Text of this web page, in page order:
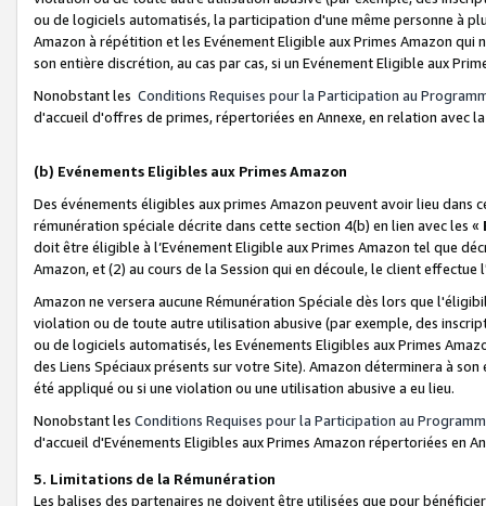
ou de logiciels automatisés, la participation d'une même personne à
Amazon à répétition et les Evénement Eligible aux Primes Amazon qui
son entière discrétion, au cas par cas, si un Evénement Eligible aux
Nonobstant les Conditions Requises pour la Participation au
d'accueil d'offres de primes, répertoriées en Annexe, en relation avec
(b) Evénements Eligibles aux Primes Amazon
Des événements éligibles aux primes Amazon peuvent avoir lieu dans
rémunération spéciale décrite dans cette section 4(b) en lien avec les «
doit être éligible à l’Evénement Eligible aux Primes Amazon tel que
Amazon, et (2) au cours de la Session qui en découle, le client
Amazon ne versera aucune Rémunération Spéciale dès lors que
violation ou de toute autre utilisation abusive (par exemple, des
ou de logiciels automatisés, les Evénements Eligibles aux Primes
des Liens Spéciaux présents sur votre Site). Amazon déterminera à
été appliqué ou si une violation ou une utilisation abusive a eu lieu.
Nonobstant les Conditions Requises pour la Participation au
d'accueil d'Evénements Eligibles aux Primes Amazon répertoriées en
5. Limitations de la Rémunération
Les balises des partenaires ne doivent être utilisées que pour